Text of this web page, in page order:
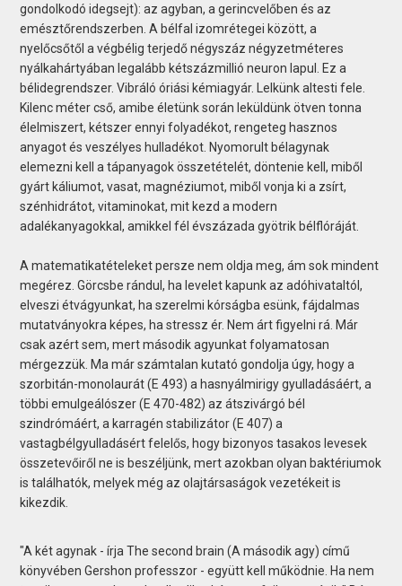
gondolkodó idegsejt): az agyban, a gerincvelőben és az
emésztőrendszerben. A bélfal izomrétegei között, a
nyelőcsőtől a végbélig terjedő négyszáz négyzetméteres
nyálkahártyában legalább kétszázmillió neuron lapul. Ez a
bélidegrendszer. Vibráló óriási kémiagyár. Lelkünk altesti fele.
Kilenc méter cső, amibe életünk során leküldünk ötven tonna
élelmiszert, kétszer ennyi folyadékot, rengeteg hasznos
anyagot és veszélyes hulladékot. Nyomorult bélagynak
elemezni kell a tápanyagok összetételét, döntenie kell, miből
gyárt káliumot, vasat, magnéziumot, miből vonja ki a zsírt,
szénhidrátot, vitaminokat, mit kezd a modern
adalékanyagokkal, amikkel fél évszázada gyötrik bélflóráját.
A matematikatételeket persze nem oldja meg, ám sok mindent
megérez. Görcsbe rándul, ha levelet kapunk az adóhivataltól,
elveszi étvágyunkat, ha szerelmi kórságba esünk, fájdalmas
mutatványokra képes, ha stressz ér. Nem árt figyelni rá. Már
csak azért sem, mert második agyunkat folyamatosan
mérgezzük. Ma már számtalan kutató gondolja úgy, hogy a
szorbitán-monolaurát (E 493) a hasnyálmirigy gyulladásáért, a
többi emulgeálószer (E 470-482) az átszivárgó bél
szindrómáért, a karragén stabilizátor (E 407) a
vastagbélgyulladásért felelős, hogy bizonyos tasakos levesek
összetevőiről ne is beszéljünk, mert azokban olyan baktériumok
is találhatók, melyek még az olajtársaságok vezetékeit is
kikezdik.
"A két agynak - írja The second brain (A második agy) című
könyvében Gershon professzor - együtt kell működnie. Ha nem